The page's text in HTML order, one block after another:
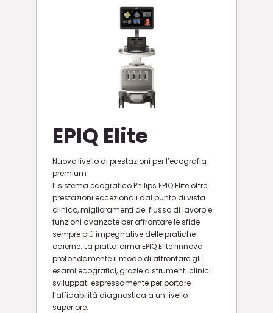
EPIQ Elite
Nuovo livello di prestazioni per l’ecografia
premium
Il sistema ecografico Philips EPIQ Elite offre
prestazioni eccezionali dal punto di vista
clinico, miglioramenti del flusso di lavoro e
funzioni avanzate per affrontare le sfide
sempre più impegnative delle pratiche
odierne. La piattaforma EPIQ Elite rinnova
profondamente il modo di affrontare gli
esami ecografici, grazie a strumenti clinici
sviluppati espressamente per portare
l’affidabilità diagnostica a un livello
superiore.